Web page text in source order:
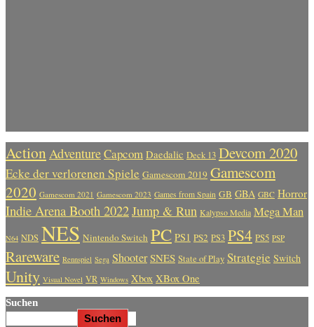
Action AdventureCapcom Daedalic Deck 13 Devcom 2020
Ecke der verlorenen Spiele Gamescom 2019 Gamescom
2020 Gamescom 2021 Gamescom 2023 Games from Spain GB GBA GBC Horror
Indie Arena Booth 2022Jump & Run Kalypso Media Mega Man
N64 NDS NES Nintendo Switch PC PS1 PS2 PS3 PS4 PS5 PSP
Rareware Rennspiel Sega Shooter SNES State of Play Strategie Switch
Unity Visual Novel VR Windows Xbox XBox One
Suchen
Suchen